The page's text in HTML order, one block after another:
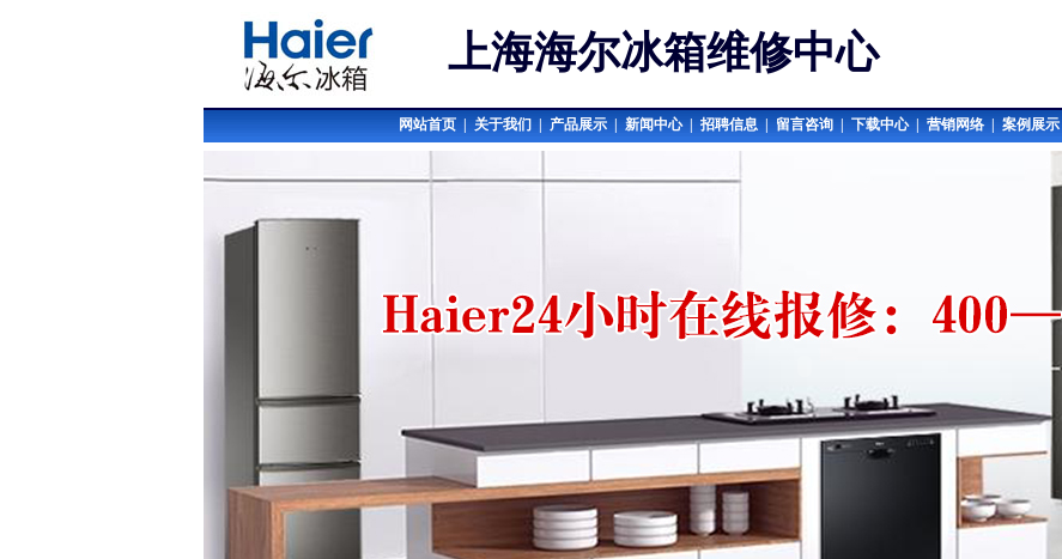
上海海尔冰箱维修中心
网站首页 关于我们 产品展示 新闻中心| 招聘信息 留言咨询 下载中心| 营销网络| 案例展示